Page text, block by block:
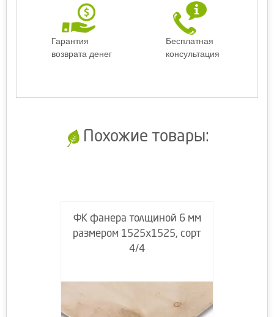
Гарантия
возврата денег
Бесплатная
консультация
Похожие товары:
ФК фанера толщиной 6 мм
размером 1525х1525, сорт
4/4